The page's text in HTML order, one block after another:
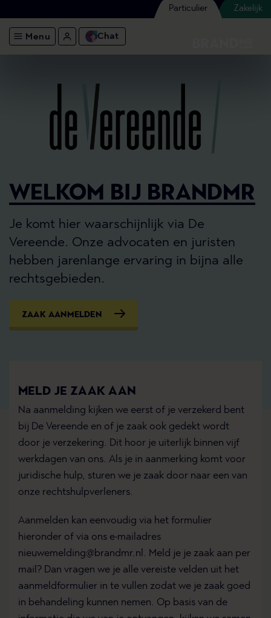
Particulier Zakelijk
Menu Chat
WELKOM BIJ BRANDMR
Je komt hier waarschijnlijk via De
Vereende. Onze advocaten en juristen
hebben jarenlange ervaring in bijna alle
rechtsgebieden.
ZAAK AANMELDEN
MELD JE ZAAK AAN
Na aanmelding kijken we eerst of je verzekerd bent
bij De Vereende en of je zaak ook gedekt wordt
door je verzekering. Dit hoor je uiterlijk binnen vijf
werkdagen van ons. Als je in aanmerking komt voor
juridische hulp, sturen we je zaak door naar een van
onze rechtshulpverleners.
Aanmelden kan eenvoudig via het formulier
hieronder of via ons e-mailadres
nieuwemelding@brandmr.nl. Meld je je zaak aan per
mail? Dan vragen we je alle vereiste velden uit het
aanmeldformulier in te vullen zodat we je zaak goed
in behandeling kunnen nemen. Op basis van de